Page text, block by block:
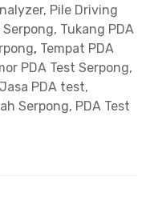
Pile Driving
Tukang PDA
, Tempat PDA
PDA Test Serpong,
PDA test,
Serpong, PDA Test